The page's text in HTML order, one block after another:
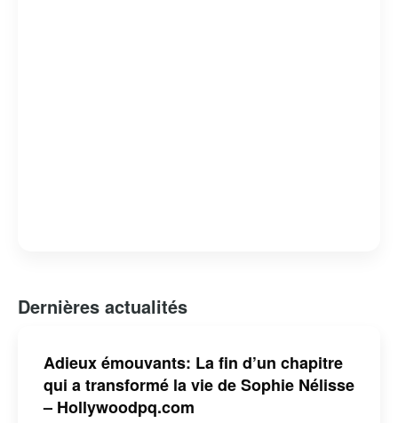
Dernières actualités
Adieux émouvants: La fin d’un chapitre
qui a transformé la vie de Sophie Nélisse
– Hollywoodpq.com